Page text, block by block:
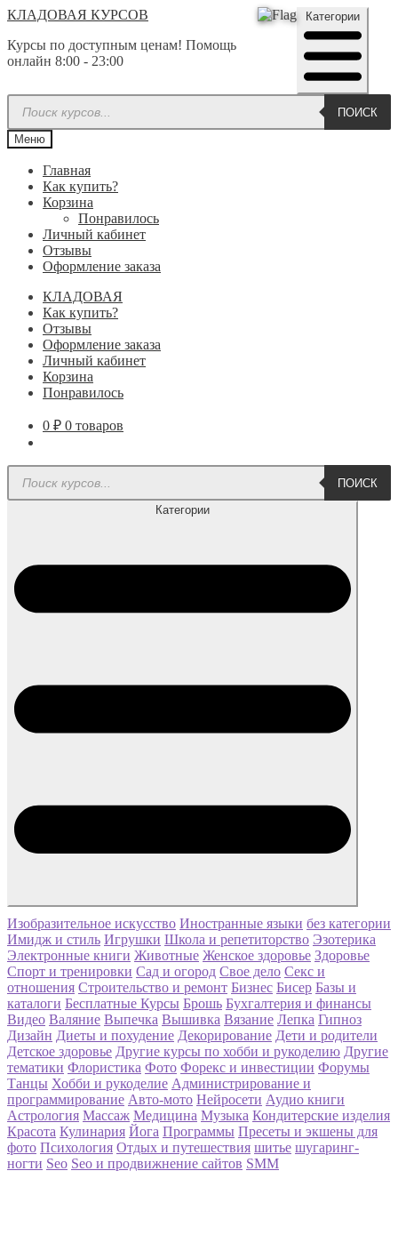
Перейти
Перейти
КЛАДОВАЯ КУРСОВ
Курсы по доступным ценам! Помощь
онлайн 8:00 - 23:00
Категории
Поиск
товаров
ПОИСК
Меню
Главная
Как купить?
Корзина
Понравилось
Личный кабинет
Отзывы
Оформление заказа
КЛАДОВАЯ
Как купить?
Отзывы
Оформление заказа
Личный кабинет
Корзина
Понравилось
0 ₽ 0 товаров
Поиск
товаров
ПОИСК
Категории
Изобразительное искусство Иностранные языки без категории
Имидж и стиль Игрушки Школа и репетиторство Эзотерика
Электронные книги Животные Женское здоровье Здоровье
Спорт и тренировки Сад и огород Свое дело Секс и
отношения Строительство и ремонт Бизнес Бисер Базы и
каталоги Бесплатные Курсы Брошь Бухгалтерия и финансы
Видео Валяние Выпечка Вышивка Вязание Лепка Гипноз
Дизайн Диеты и похудение Декорирование Дети и родители
Детское здоровье Другие курсы по хобби и рукоделию Другие
тематики Флористика Фото Форекс и инвестиции Форумы
Танцы Хобби и рукоделие Администрирование и
программирование Авто-мото Нейросети Аудио книги
Астрология Массаж Медицина Музыка Кондитерские изделия
Красота Кулинария Йога Программы Пресеты и экшены для
фото Психология Отдых и путешествия шитье шугаринг-
ногти Seo Seo и продвижнение сайтов SMM